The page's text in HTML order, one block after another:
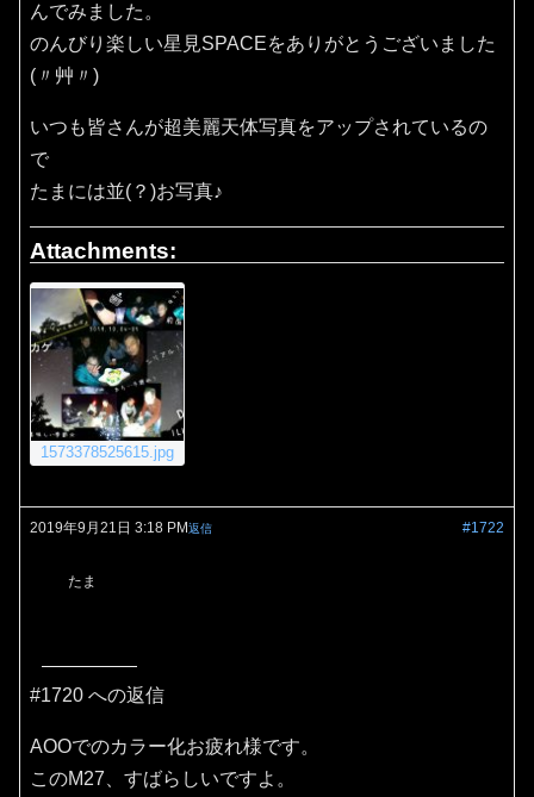
んでみました。
のんびり楽しい星見SPACEをありがとうございました
(〃艸〃)
いつも皆さんが超美麗天体写真をアップされているの
で
たまには並(？)お写真♪
Attachments:
1573378525615.jpg
2019年9月21日 3:18 PM #1722
返信
たま
#1720 への返信
AOOでのカラー化お疲れ様です。
このM27、すばらしいですよ。